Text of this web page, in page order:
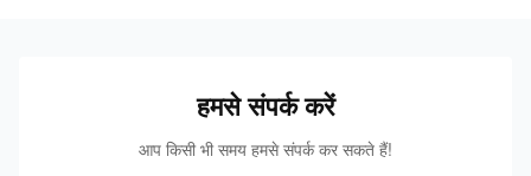
हमसे संपर्क करें
आप किसी भी समय हमसे संपर्क कर सकते हैं!